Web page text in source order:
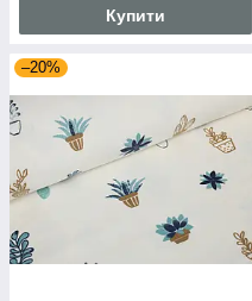
Купити
–20%